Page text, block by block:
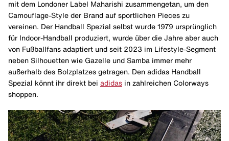
mit dem Londoner Label Maharishi zusammengetan, um den
Camouflage-Style der Brand auf sportlichen Pieces zu
vereinen. Der Handball Spezial selbst wurde 1979 ursprünglich
für Indoor-Handball produziert, wurde über die Jahre aber auch
von Fußballfans adaptiert und seit 2023 im Lifestyle-Segment
neben Silhouetten wie Gazelle und Samba immer mehr
außerhalb des Bolzplatzes getragen. Den adidas Handball
Spezial könnt ihr direkt bei adidas in zahlreichen Colorways
shoppen.